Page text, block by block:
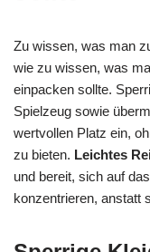
Zu wissen, was man
wie zu wissen, was
einpacken sollte.
Spielzeug sowie
wertvollen Platz ein,
zu bieten. Leichtes
und bereit, sich auf
konzentrieren, anstatt